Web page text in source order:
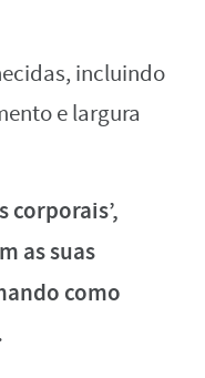
incluindo
e largura
corporais’,
as suas
como